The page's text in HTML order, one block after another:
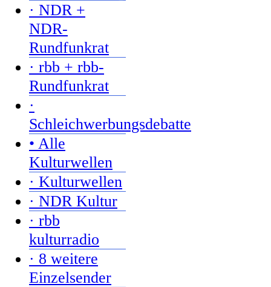
· NDR +
NDR-
Rundfunkrat
· rbb + rbb-
Rundfunkrat
·
Schleichwerbungsdebatte
• Alle
Kulturwellen
· Kulturwellen
· NDR Kultur
· rbb
kulturradio
· 8 weitere
Einzelsender